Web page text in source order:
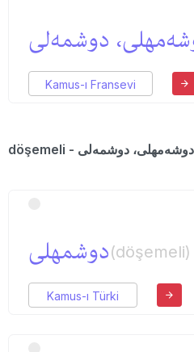
دوشمه‌لی
Kamus-ı Fransevi
دوشمهلی(döşemeli)
Kamus-ı Türki